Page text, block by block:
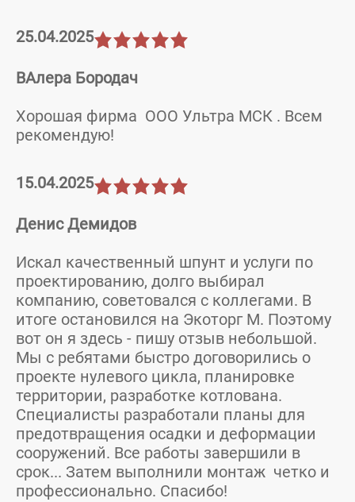
25.04.2025
ВАлера Бородач
Хорошая фирма ООО Ультра МСК . Всем
рекомендую!
15.04.2025
Денис Демидов
Искал качественный шпунт и услуги по
проектированию, долго выбирал
компанию, советовался с коллегами. В
итоге остановился на Экоторг М. Поэтому
вот он я здесь - пишу отзыв небольшой.
Мы с ребятами быстро договорились о
проекте нулевого цикла, планировке
территории, разработке котлована.
Специалисты разработали планы для
предотвращения осадки и деформации
сооружений. Все работы завершили в
срок... Затем выполнили монтаж четко и
профессионально. Спасибо!